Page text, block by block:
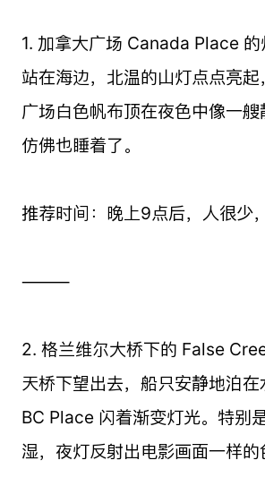
1. 加拿大广场 Canada Place
站在海边，北温的山灯点点亮起
广场白色帆布顶在夜色中像一
仿佛也睡着了。
推荐时间：晚上9点后，人很少
⸻
2. 格兰维尔大桥下的 False
天桥下望出去，船只安静地泊
BC Place 闪着渐变灯光。特别
湿，夜灯反射出电影画面一样的